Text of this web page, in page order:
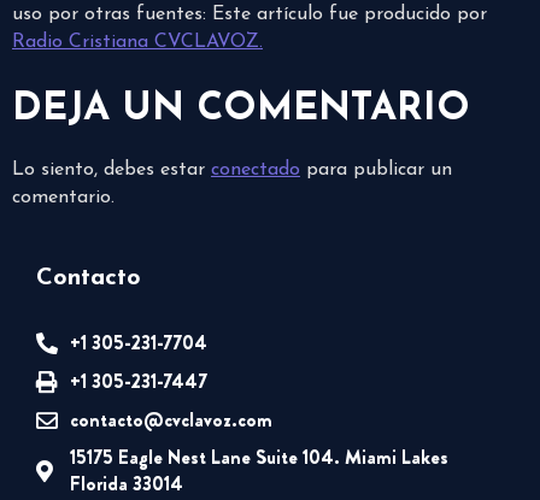
uso por otras fuentes: Este artículo fue producido por
Radio Cristiana CVCLAVOZ.
DEJA UN COMENTARIO
Lo siento, debes estar conectado para publicar un
comentario.
Contacto
+1 305-231-7704
+1 305-231-7447
contacto@cvclavoz.com
15175 Eagle Nest Lane Suite 104. Miami Lakes
Florida 33014